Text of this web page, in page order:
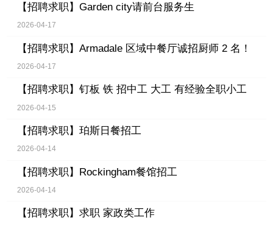
【招聘求职】 Garden city请前台服务生
2026-04-17
【招聘求职】 Armadale 区域中餐厅诚招厨师 2 名！
2026-04-17
【招聘求职】 钉板 铁 招中工 大工 有经验全职小工
2026-04-15
【招聘求职】 珀斯日餐招工
2026-04-14
【招聘求职】 Rockingham餐馆招工
2026-04-14
【招聘求职】 求职 家政类工作